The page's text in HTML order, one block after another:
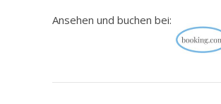
Ansehen und buchen bei: